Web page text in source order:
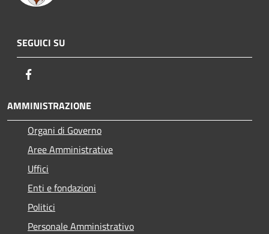
SEGUICI SU
AMMINISTRAZIONE
Organi di Governo
Aree Amministrative
Uffici
Enti e fondazioni
Politici
Personale Amministrativo